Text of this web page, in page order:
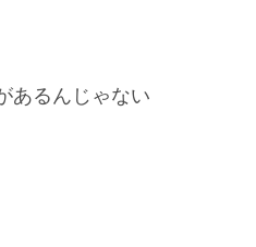
あるんじゃない